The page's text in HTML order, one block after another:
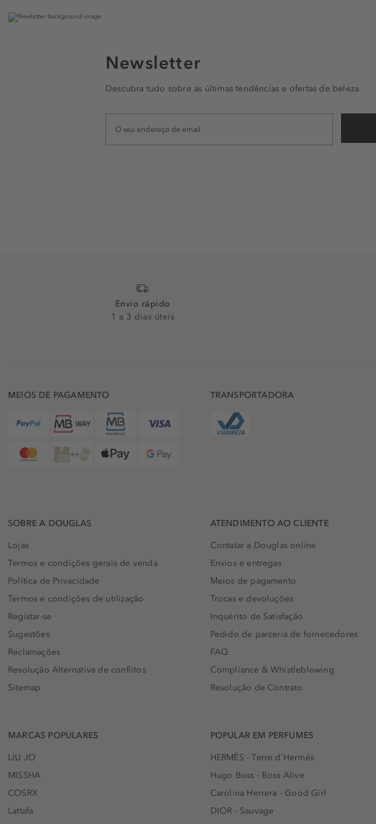
Newsletter
Descubra tudo sobre as últimas tendências e ofertas de beleza.
Envio rápido
1 a 3 dias úteis
MEIOS DE PAGAMENTO TRANSPORTADORA
SOBRE A DOUGLAS
Lojas
Termos e condições gerais de venda
Política de Privacidade
Termos e condições de utilização
Registar-se
Sugestões
Reclamações
Resolução Alternativa de conflitos
Sitemap
ATENDIMENTO AO CLIENTE
Contatar a Douglas online
Envios e entregas
Meios de pagamento
Trocas e devoluções
Inquérito de Satisfação
Pedido de parceria de fornecedores
FAQ
Compliance & Whistleblowing
Resolução de Contrato
MARCAS POPULARES
LIU JO
MISSHA
COSRX
Lattafa
POPULAR EM PERFUMES
HERMÈS - Terre d'Hermés
Hugo Boss - Boss Alive
Carolina Herrera - Good Girl
DIOR - Sauvage